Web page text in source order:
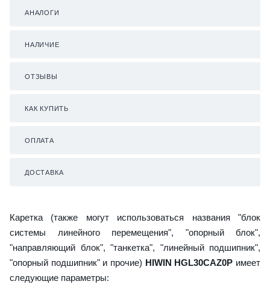
АНАЛОГИ
НАЛИЧИЕ
ОТЗЫВЫ
КАК КУПИТЬ
ОПЛАТА
ДОСТАВКА
Каретка (также могут использоваться названия "блок
системы линейного перемещения", "опорный блок",
"направляющий блок", "танкетка", "линейный подшипник",
"опорный подшипник" и прочие) HIWIN HGL30CAZ0P имеет
следующие параметры: